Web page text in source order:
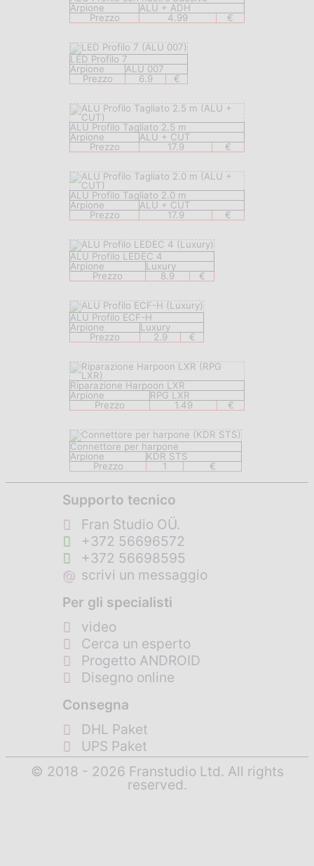
Arpione
ALU + ADH
Prezzo
4.99 €
LED Profilo 7
Arpione
ALU 007
Prezzo
6.9 €
ALU Profilo Tagliato 2.5 m
Arpione
ALU + CUT
Prezzo
17.9 €
ALU Profilo Tagliato 2.0 m
Arpione
ALU + CUT
Prezzo
17.9 €
ALU Profilo LEDEC 4
Arpione
Luxury
Prezzo
8.9 €
ALU Profilo ECF-H
Arpione
Luxury
Prezzo
2.9 €
Riparazione Harpoon LXR
Arpione
RPG LXR
Prezzo
1.49 €
Connettore per harpone
Arpione
KDR STS
Prezzo
1 €
Supporto tecnico
Fran Studio OÜ.
+372 56696572
+372 56698595
@ scrivi un messaggio
Per gli specialisti
video
Cerca un esperto
Progetto ANDROID
Disegno online
Consegna
DHL Paket
UPS Paket
© 2018 - 2026 Franstudio Ltd. All rights
reserved.